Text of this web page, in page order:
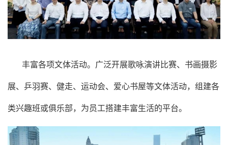
丰富各项文体活动。广泛开展歌咏演讲比赛、书画摄影
展、乒羽赛、健走、运动会、爱心书屋等文体活动，组建各
类兴趣班或俱乐部，为员工搭建丰富生活的平台。